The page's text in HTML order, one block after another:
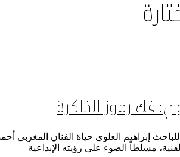
فك رموز الذاكرة
إبراهيم العلوي حياة الفنان المغربي
مسلطاً الضوء على رؤيته الإبداعية